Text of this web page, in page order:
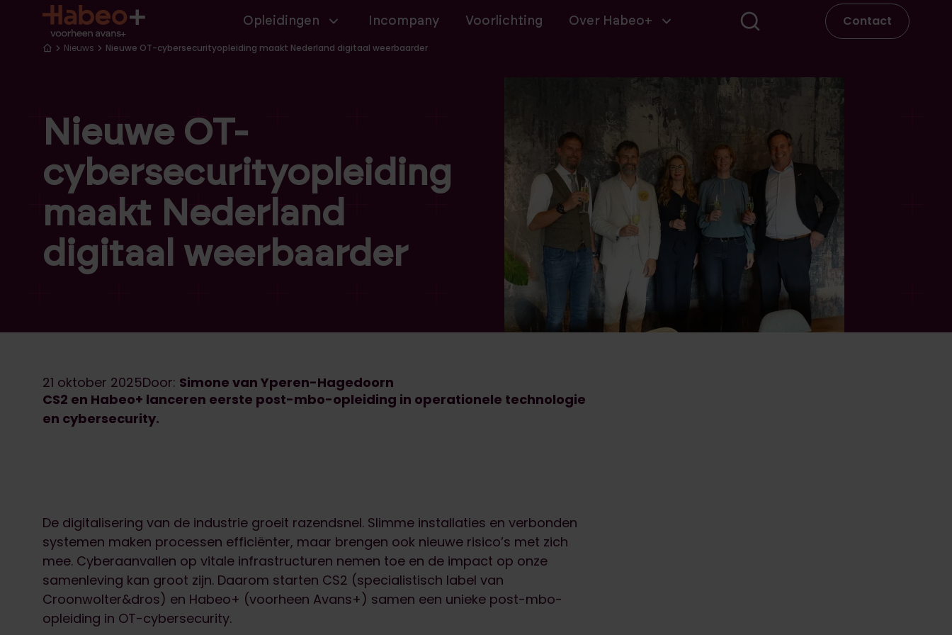
Overslaan en naar de inhoud gaan Hoofdnavigatie
Opleidingen Incompany Voorlichting Over Habeo+ Contact
Kruimelpad
Nieuws Nieuwe OT-cybersecurityopleiding maakt Nederland digitaal weerbaarder
Nieuwe OT-
cybersecurityopleiding
maakt Nederland
digitaal weerbaarder
21 oktober 2025Door: Simone van Yperen-Hagedoorn
CS2 en Habeo+ lanceren eerste post-mbo-opleiding in operationele technologie
en cybersecurity.
De digitalisering van de industrie groeit razendsnel. Slimme installaties en verbonden
systemen maken processen efficiënter, maar brengen ook nieuwe risico’s met zich
mee. Cyberaanvallen op vitale infrastructuren nemen toe en de impact op onze
samenleving kan groot zijn. Daarom starten CS2 (specialistisch label van
Croonwolter&dros) en Habeo+ (voorheen Avans+) samen een unieke post-mbo-
opleiding in OT-cybersecurity.